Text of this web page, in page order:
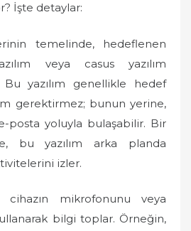
İşte detaylar:
temelinde, hedeflenen
veya casus yazılım
yazılım genellikle hedef
gerektirmez; bunun yerine,
posta yoluyla bulaşabilir. Bir
bu yazılım arka planda
izler.
cihazın mikrofonunu veya
bilgi toplar. Örneğin,